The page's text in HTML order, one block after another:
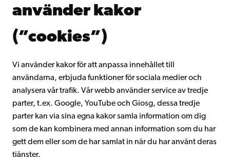
använder kakor
(”cookies”)
Vi använder kakor för att anpassa innehållet till
användarna, erbjuda funktioner för sociala medier och
analysera vår trafik. Vår webb använder service av tredje
parter, t.ex. Google, YouTube och Giosg, dessa tredje
parter kan via sina egna kakor samla information om dig
som de kan kombinera med annan information som du har
gett dem eller som de har samlat in när du har använt deras
tjänster.
Gå med i Åbo Akademis alumnnätverk
Intranätet
Facebook InstagramYouTube LinkedIn Blog Snapchat